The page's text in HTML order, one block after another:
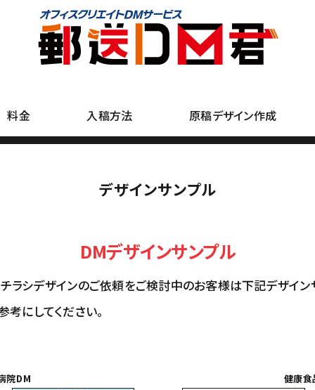
料金 入稿方法 原稿デザイン作成
デザインサンプル
DMデザインサンプル
ラシデザインのご依頼をご検討中のお客様は下記デザイン
考にしてください。
院DM 健康